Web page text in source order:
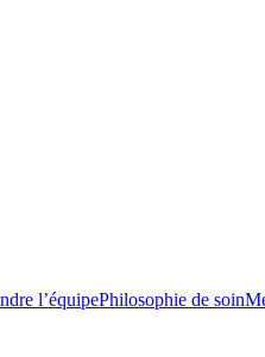
l’équipePhilosophie de soin